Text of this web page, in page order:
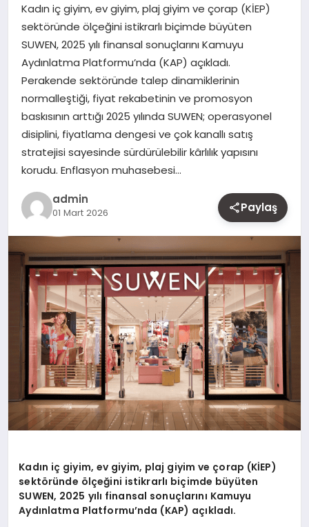
EĞITIM
MAGAZIN
YAŞAM
OTOMOBIL
Kadın iç giyim, ev giyim, plaj giyim ve çorap (KİEP)
sektöründe ölçeğini istikrarlı biçimde büyüten
SUWEN, 2025 yılı finansal sonuçlarını Kamuyu
Aydınlatma Platformu’nda (KAP) açıkladı.
Perakende sektöründe talep dinamiklerinin
normalleştiği, fiyat rekabetinin ve promosyon
baskısının arttığı 2025 yılında SUWEN; operasyonel
disiplini, fiyatlama dengesi ve çok kanallı satış
stratejisi sayesinde sürdürülebilir kârlılık yapısını
korudu. Enflasyon muhasebesi…
admin
01 Mart 2026 Paylaş
Kadın iç giyim, ev giyim, plaj giyim ve çorap (KİEP)
sektöründe ölçeğini istikrarlı biçimde büyüten
SUWEN, 2025 yılı finansal sonuçlarını Kamuyu
Aydınlatma Platformu’nda (KAP) açıkladı.